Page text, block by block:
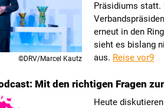
©DRV/Marcel Kautz
Präsidiums statt.
erneut in den
sieht es bislang
aus. Reise vor9
Mit den richtigen Fragen
Heute